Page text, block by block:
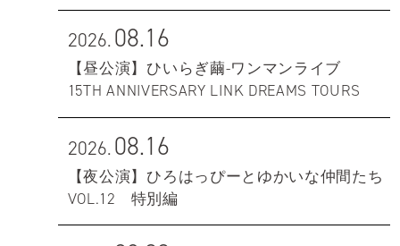
2026.08.16
【昼公演】ひいらぎ繭-ワンマンライブ
15TH ANNIVERSARY LINK DREAMS TOURS
2026.08.16
【夜公演】ひろはっぴーとゆかいな仲間たち
VOL.12 特別編